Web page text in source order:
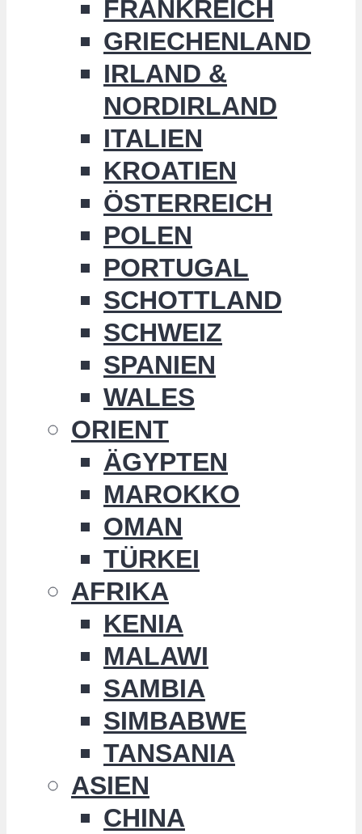
FRANKREICH
GRIECHENLAND
IRLAND &
NORDIRLAND
ITALIEN
KROATIEN
ÖSTERREICH
POLEN
PORTUGAL
SCHOTTLAND
SCHWEIZ
SPANIEN
WALES
ORIENT
ÄGYPTEN
MAROKKO
OMAN
TÜRKEI
AFRIKA
KENIA
MALAWI
SAMBIA
SIMBABWE
TANSANIA
ASIEN
CHINA